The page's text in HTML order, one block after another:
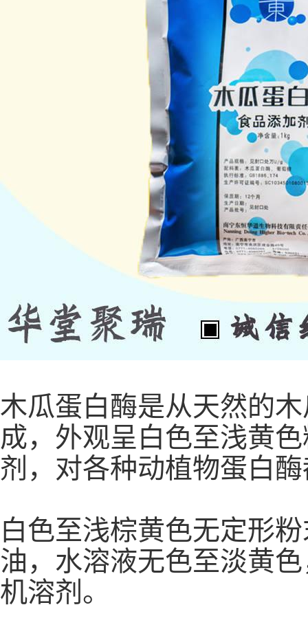
木瓜蛋白酶是从天然的
成，外观呈白色至浅黄
剂，对各种动植物蛋白
白色至浅棕黄色无定形
油，水溶液无色至淡黄
机溶剂。